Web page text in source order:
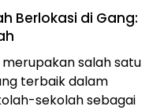
Berlokasi di Gang:
salah satu
terbaik dalam
sekolah sebagai